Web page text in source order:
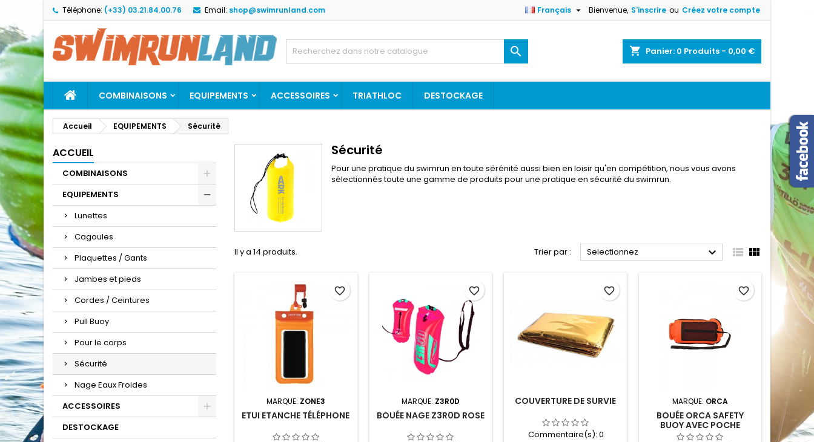
Téléphone: (+33) 03.21.84.00.76 Email: shop@swimrunland.com Bienvenue, S'inscrire ou Créez votre compte
Français 
shopping_cart Panier: 0 Produits - 0,00 €

COMBINAISONS EQUIPEMENTS ACCESSOIRES TRIATHLOC DESTOCKAGE
Accueil EQUIPEMENTS Sécurité
ACCUEIL
COMBINAISONS
EQUIPEMENTS
Lunettes
Cagoules
Plaquettes / Gants
Jambes et pieds
Cordes / Ceintures
Pull Buoy
Pour le corps
Sécurité
Nage Eaux Froides
ACCESSOIRES
DESTOCKAGE
Sécurité
Pour une pratique du swimrun en toute sérénité aussi bien en loisir qu'en compétition, nous vous avons
sélectionnés toute une gamme de produits pour une pratique en sécurité du swimrun.
Il y a 14 produits. Trier par : Selectionnez   
MARQUE: ZONE3
ETUI ETANCHE TÉLÉPHONE
favorite_border
MARQUE: Z3R0D
BOUÉE NAGE Z3R0D ROSE
favorite_border
COUVERTURE DE SURVIE
Commentaire(s): 0
favorite_border
MARQUE: ORCA
BOUÉE ORCA SAFETY
BUOY AVEC POCHE
favorite_border
Mes listes
add_circle_outline Créer une nouvelle liste
((modalTitle))
((confirmMessage))
Créer une liste d'envies
Connexion
Vous devez être connecté pour ajouter des produits à votre liste